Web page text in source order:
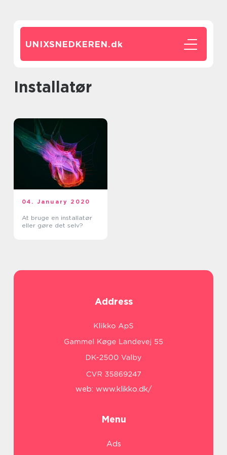
UNIXSNEDKEREN.dk
installatør
04. January 2020
At bruge en installatør
eller gøre det selv?
Address
web: www.klikko.dk/
Menu
Ads